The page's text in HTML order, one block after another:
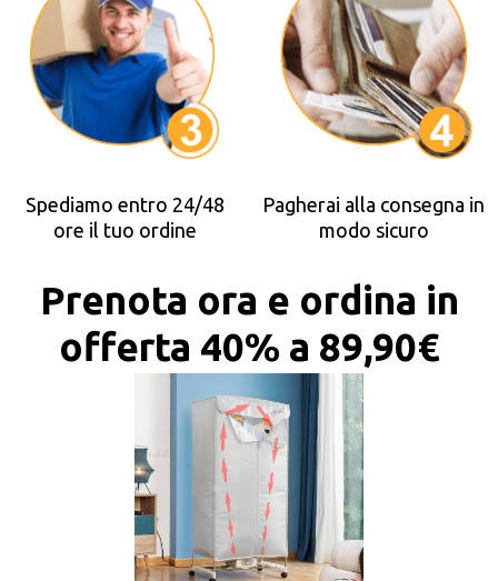
Spediamo entro 24/48
ore il tuo ordine
Pagherai alla consegna in
modo sicuro
Prenota ora e ordina in
offerta 40% a 89,90€